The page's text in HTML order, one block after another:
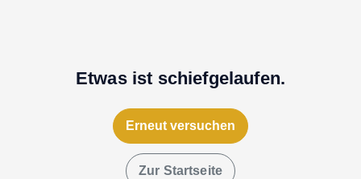
Etwas ist schiefgelaufen.
Erneut versuchen
Zur Startseite